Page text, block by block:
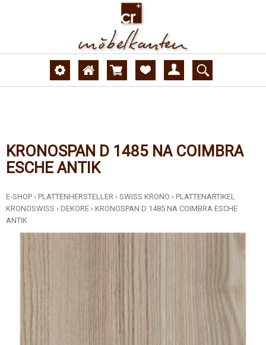
KRONOSPAN D 1485 NA COIMBRA
ESCHE ANTIK
E-SHOP › PLATTENHERSTELLER › SWISS KRONO › PLATTENARTIKEL
KRONOSWISS › DEKORE › KRONOSPAN D 1485 NA COIMBRA ESCHE
ANTIK